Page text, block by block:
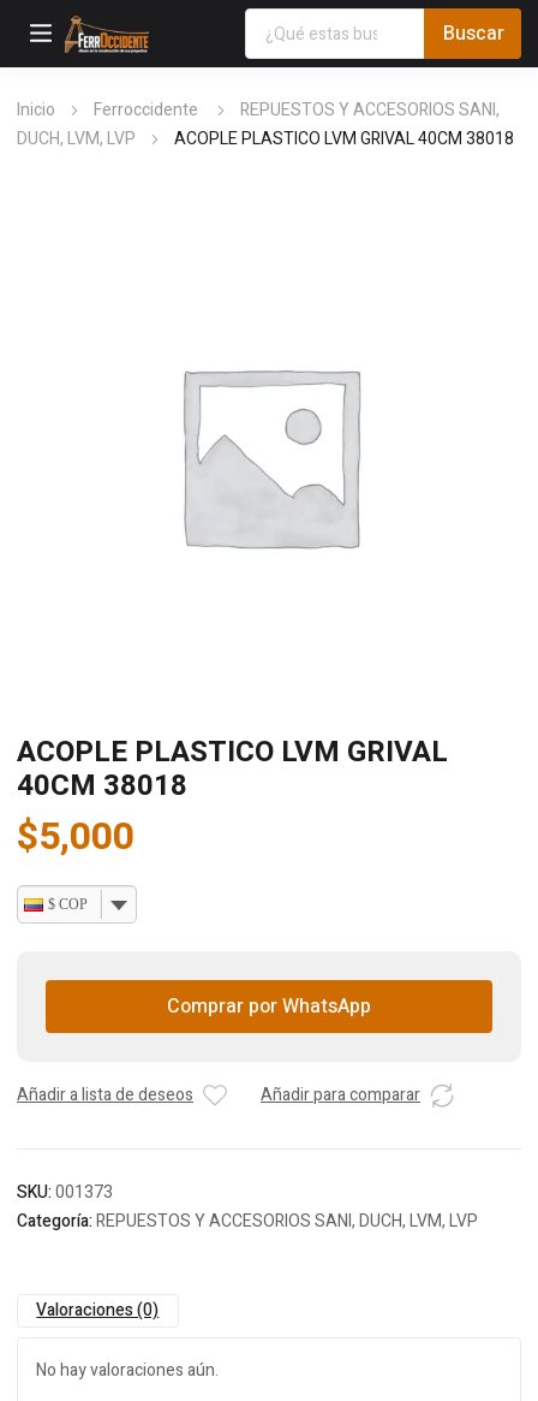
Inicio Ferroccidente
REPUESTOS Y ACCESORIOS SANI,
DUCH, LVM, LVP
ACOPLE PLASTICO LVM GRIVAL 40CM 38018
ACOPLE PLASTICO LVM GRIVAL
40CM 38018
$5,000
$ COP
Comprar por WhatsApp
Añadir a lista de deseos Añadir para comparar
SKU:001373
Categoría:REPUESTOS Y ACCESORIOS SANI, DUCH, LVM, LVP
Valoraciones (0)
No hay valoraciones aún.